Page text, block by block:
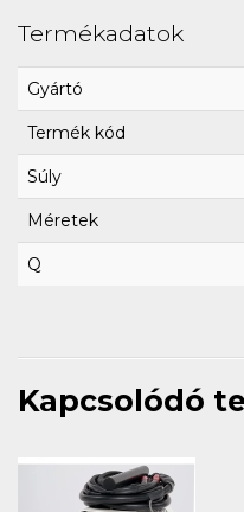
Termékadatok
Gyártó
Termék kód
Súly
Méretek
Q
Kapcsolódó